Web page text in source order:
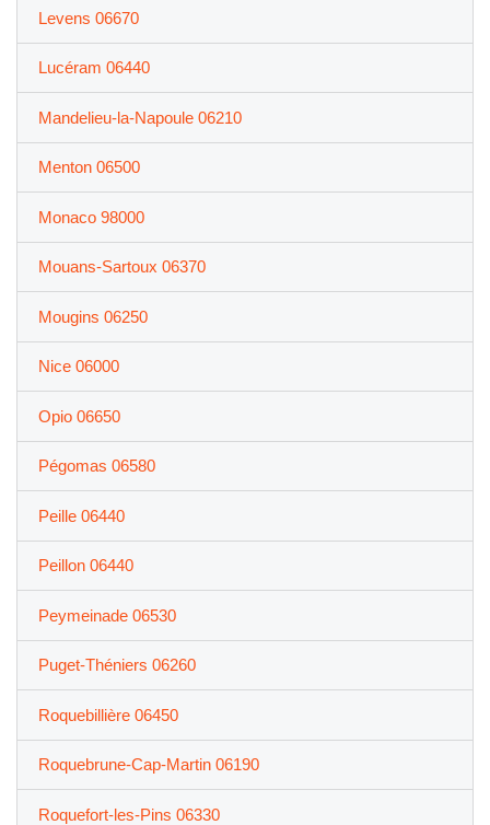
Levens 06670
Lucéram 06440
Mandelieu-la-Napoule 06210
Menton 06500
Monaco 98000
Mouans-Sartoux 06370
Mougins 06250
Nice 06000
Opio 06650
Pégomas 06580
Peille 06440
Peillon 06440
Peymeinade 06530
Puget-Théniers 06260
Roquebillière 06450
Roquebrune-Cap-Martin 06190
Roquefort-les-Pins 06330